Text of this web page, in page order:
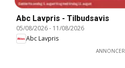
Abc Lavpris - Tilbudsavis
05/08/2026- 11/08/2026
Abc Lavpris
ANNONCER